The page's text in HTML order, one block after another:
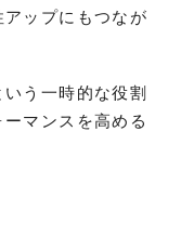
ップにもつなが
う一時的な役割
マンスを高める